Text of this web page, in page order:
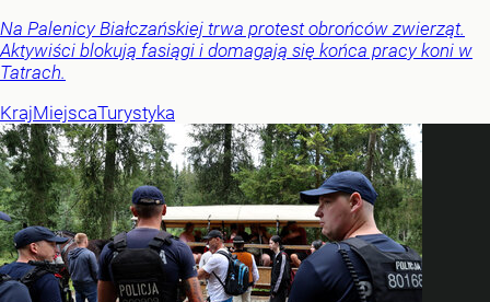
Na Palenicy Białczańskiej trwa protest obrońców zwierząt.
Aktywiści blokują fasiągi i domagają się końca pracy koni w
Tatrach.
KrajMiejscaTurystyka